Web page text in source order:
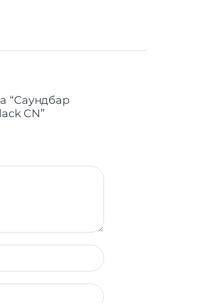
“Саундбар
CN”